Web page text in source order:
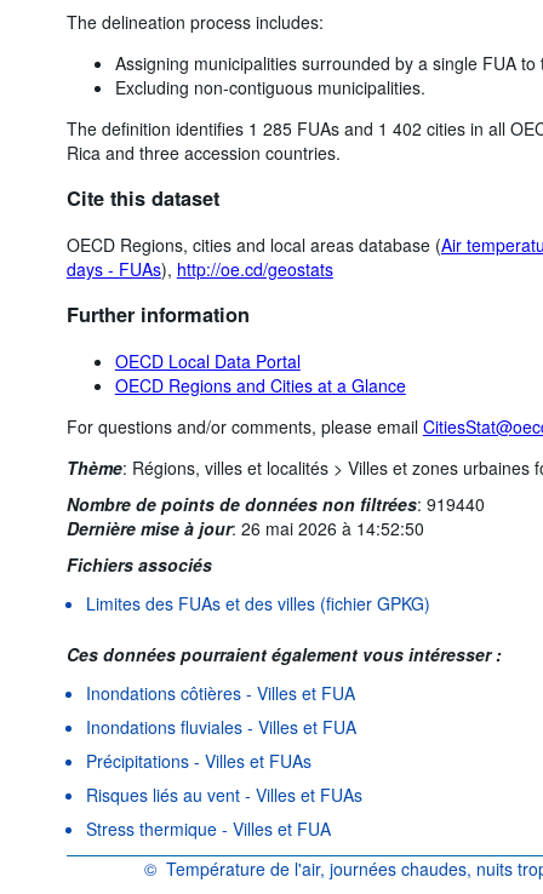
The delineation process includes:
Assigning municipalities surrounded by a single FUA to
Excluding non-contiguous municipalities.
The definition identifies 1 285 FUAs and 1 402 cities in all
Rica and three accession countries.
Cite this dataset
OECD Regions, cities and local areas database (Air
days - FUAs), http://oe.cd/geostats
Further information
OECD Local Data Portal
OECD Regions and Cities at a Glance
For questions and/or comments, please email
Thème: Régions, villes et localités > Villes et zones urbaines
Nombre de points de données non filtrées: 919440
Dernière mise à jour: 26 mai 2026 à 14:52:50
Fichiers associés
Limites des FUAs et des villes (fichier GPKG)
Ces données pourraient également vous intéresser :
Inondations côtières - Villes et FUA
Inondations fluviales - Villes et FUA
Précipitations - Villes et FUAs
Risques liés au vent - Villes et FUAs
Stress thermique - Villes et FUA
© Température de l'air, journées chaudes, nuits